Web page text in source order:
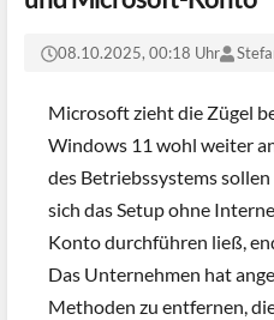
08.10.2025, 00:18 Uhr
Microsoft zieht die Zügel
Windows 11 wohl weiter
des Betriebssystems
sich das Setup ohne
Konto durchführen ließ,
Das Unternehmen hat
Methoden zu entfernen,